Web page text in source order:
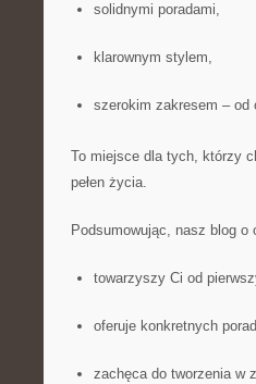
solidnymi poradami,
klarownym stylem,
szerokim zakresem – od
To miejsce dla tych, którzy
pełen życia.
Podsumowując, nasz blog
towarzyszy Ci od
oferuje konkretnych
zachęca do tworzenia w